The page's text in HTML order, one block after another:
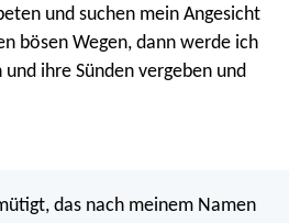
und suchen mein Angesicht
bösen Wegen, dann werde ich
ihre Sünden vergeben und
das nach meinem Namen